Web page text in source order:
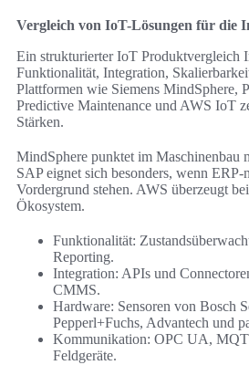
Vergleich von IoT-Lösungen für die
Ein strukturierter IoT Produktvergleich
Funktionalität, Integration,
Plattformen wie Siemens MindSphere,
Predictive Maintenance und AWS IoT
Stärken.
MindSphere punktet im Maschinenbau
SAP eignet sich besonders, wenn ERP-
Vordergrund stehen. AWS überzeugt
Ökosystem.
Funktionalität:
Reporting.
Integration: APIs und
CMMS.
Hardware: Sensoren von Bosch
Pepperl+Fuchs, Advantech und
Kommunikation: OPC UA,
Feldgeräte.